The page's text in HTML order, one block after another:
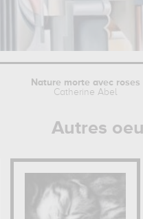
Nature morte avec roses
Catherine Abel
Autres